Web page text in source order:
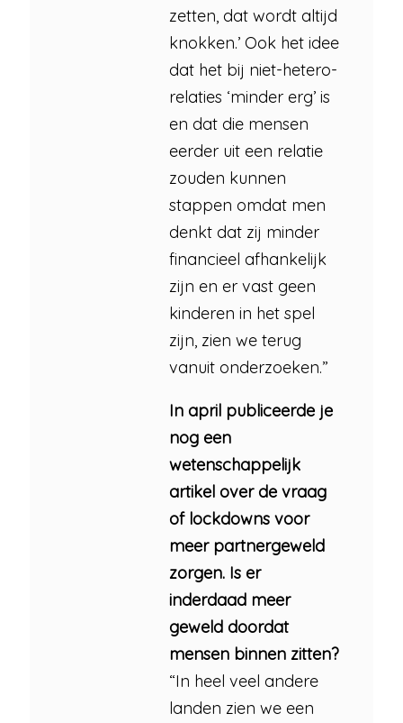
zetten, dat wordt altijd
knokken.’ Ook het idee
dat het bij niet-hetero-
relaties ‘minder erg’ is
en dat die mensen
eerder uit een relatie
zouden kunnen
stappen omdat men
denkt dat zij minder
financieel afhankelijk
zijn en er vast geen
kinderen in het spel
zijn, zien we terug
vanuit onderzoeken.”
In april publiceerde je
nog een
wetenschappelijk
artikel over de vraag
of lockdowns voor
meer partnergeweld
zorgen. Is er
inderdaad meer
geweld doordat
mensen binnen zitten?
“In heel veel andere
landen zien we een